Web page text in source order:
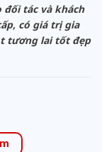
đối tác và khách
có giá trị gia
tương lai tốt đẹp